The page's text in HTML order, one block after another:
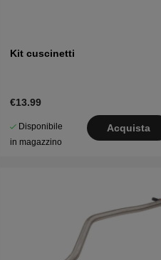
Kit cuscinetti
€13.99
Disponibile
in magazzino
Acquista